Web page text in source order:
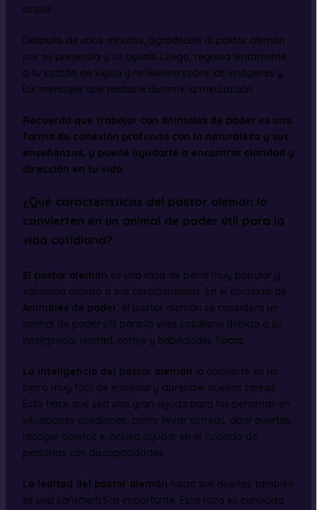
actual.
Después de unos minutos, agradécele al pastor alemán
por su presencia y su ayuda. Luego, regresa lentamente
a tu estado de vigilia y reflexiona sobre las imágenes y
los mensajes que recibiste durante la meditación.
Recuerda que trabajar con animales de poder es una
forma de conexión profunda con la naturaleza y sus
enseñanzas, y puede ayudarte a encontrar claridad y
dirección en tu vida.
¿Qué características del pastor alemán lo
convierten en un animal de poder útil para la
vida cotidiana?
El pastor alemán es una raza de perro muy popular y
valorada debido a sus características. En el contexto de
Animales de poder, el pastor alemán se considera un
animal de poder útil para la vida cotidiana debido a su
inteligencia, lealtad, coraje y habilidades físicas.
La inteligencia del pastor alemán lo convierte en un
perro muy fácil de entrenar y aprender nuevas tareas.
Esto hace que sea una gran ayuda para las personas en
situaciones cotidianas, como llevar correas, abrir puertas,
recoger objetos e incluso ayudar en el cuidado de
personas con discapacidades.
La lealtad del pastor alemán hacia sus dueños también
es una característica importante. Esta raza es conocida